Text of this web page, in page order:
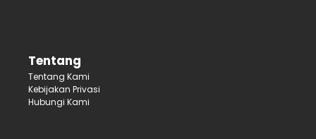
Tentang
Tentang Kami
Kebijakan Privasi
Hubungi Kami